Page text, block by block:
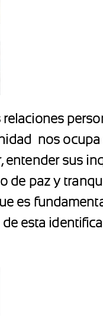
nos ocupa
sus
de paz y
es
esta